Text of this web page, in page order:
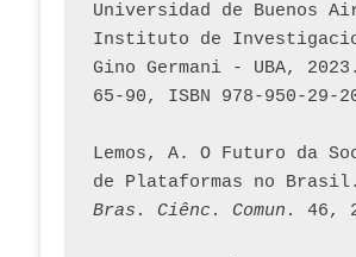
Universidad de Buenos
Instituto de
Gino Germani - UBA,
65-90, ISBN 978-950-29-
Lemos, A. O Futuro da
de Plataformas no
Bras. Ciênc. Comun.